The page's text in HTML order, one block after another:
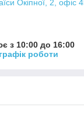
Окіпної, 2, офіс
з 10:00 до 16:00
роботи